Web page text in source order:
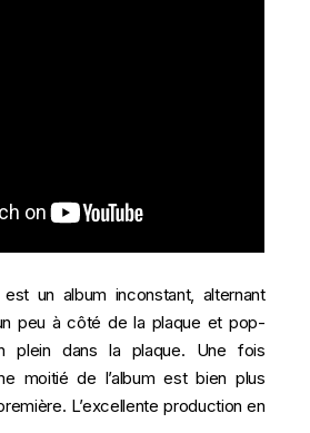
est un album inconstant, alternant
peu à côté de la plaque et pop-
plein dans la plaque. Une fois
moitié de l’album est bien plus
L’excellente production en